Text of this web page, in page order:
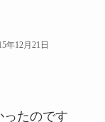
年12月21日
たのです